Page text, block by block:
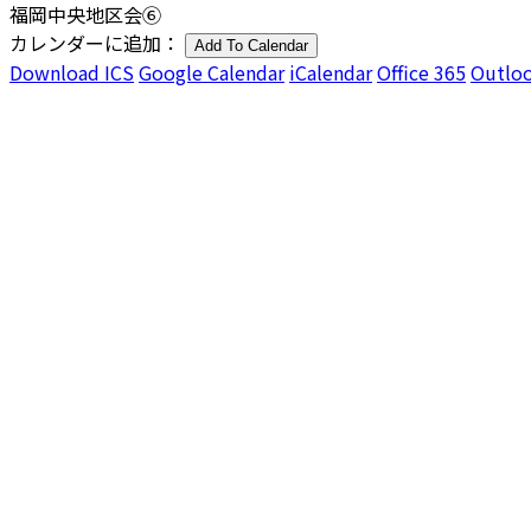
福岡中央地区会⑥
カレンダーに追加：
Add To Calendar
Download ICSGoogle Calendar iCalendarOffice 365